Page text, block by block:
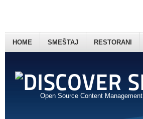
Open Source Content Management
HOME SMEŠTAJ RESTORANI